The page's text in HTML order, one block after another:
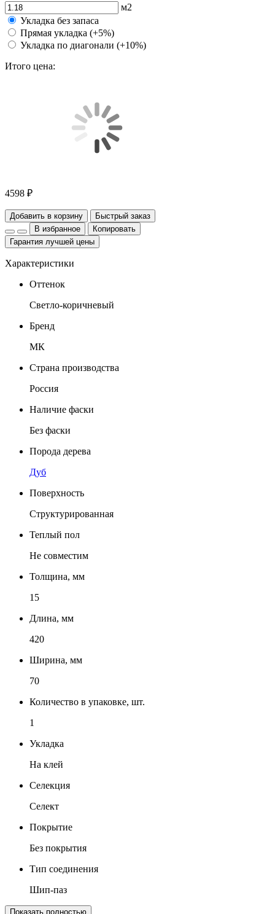
м2
Укладка без запаса
Прямая укладка (+5%)
Укладка по диагонали (+10%)
Итого цена:
4598 ₽
Добавить в корзину
Быстрый заказ
В избранное
Копировать
Гарантия лучшей цены
Характеристики
Оттенок
Светло-коричневый
Бренд
МК
Страна производства
Россия
Наличие фаски
Без фаски
Порода дерева
Дуб
Поверхность
Структурированная
Теплый пол
Не совместим
Толщина, мм
15
Длина, мм
420
Ширина, мм
70
Количество в упаковке, шт.
1
Укладка
На клей
Селекция
Селект
Покрытие
Без покрытия
Тип соединения
Шип-паз
Показать полностью